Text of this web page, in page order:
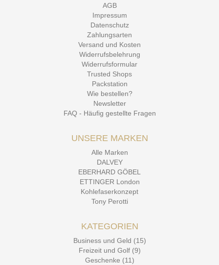
AGB
Impressum
Datenschutz
Zahlungsarten
Versand und Kosten
Widerrufsbelehrung
Widerrufsformular
Trusted Shops
Packstation
Wie bestellen?
Newsletter
FAQ - Häufig gestellte Fragen
UNSERE MARKEN
Alle Marken
DALVEY
EBERHARD GÖBEL
ETTINGER London
Kohlefaserkonzept
Tony Perotti
KATEGORIEN
Business und Geld (15)
Freizeit und Golf (9)
Geschenke (11)